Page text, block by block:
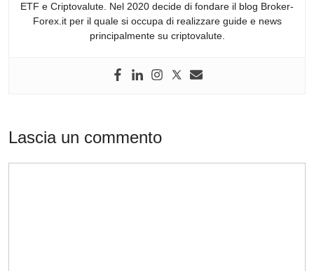
ETF e Criptovalute. Nel 2020 decide di fondare il blog Broker-
Forex.it per il quale si occupa di realizzare guide e news
principalmente su criptovalute.
Lascia un commento